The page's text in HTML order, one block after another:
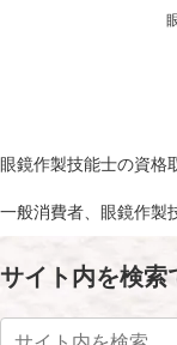
眼鏡作製技能士の資格
サイト内を検索